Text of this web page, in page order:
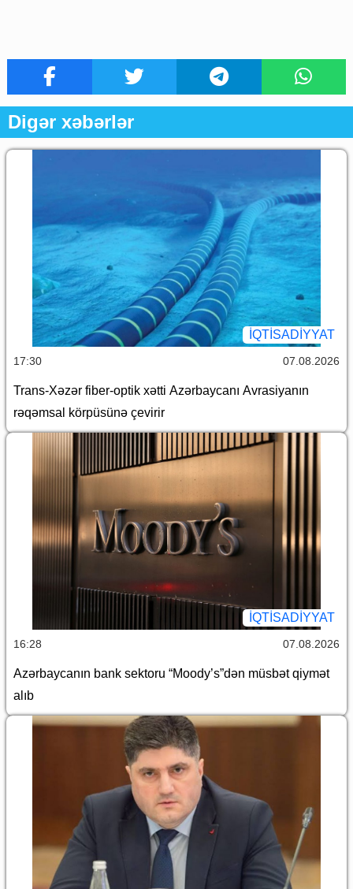
Digər xəbərlər
İQTİSADİYYAT
17:30 07.08.2026
Trans-Xəzər fiber-optik xətti Azərbaycanı Avrasiyanın
rəqəmsal körpüsünə çevirir
İQTİSADİYYAT
16:28 07.08.2026
Azərbaycanın bank sektoru “Moody’s”dən müsbət qiymət
alıb